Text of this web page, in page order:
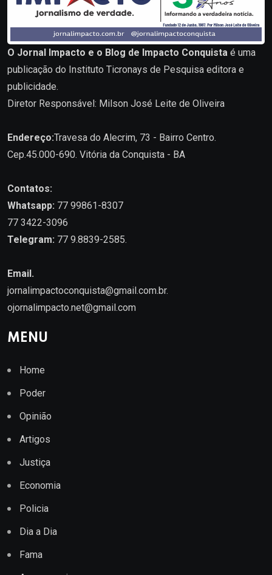
O Jornal Impacto e o Blog de Impacto Conquista é uma
publicação do Instituto Ticronays de Pesquisa editora e
publicidade.
Diretor Responsável: Milson José Leite de Oliveira
Endereço:Travesa do Alecrim, 73 - Bairro Centro.
Cep.45.000-690. Vitória da Conquista - BA
Contatos:
Whatsapp: 77 99861-8307
77 3422-3096
Telegram: 77 9.8839-2585.
Email.
jornalimpactoconquista@gmail.com.br.
ojornalimpacto.net@gmail.com
MENU
Home
Poder
Opinião
Artigos
Justiça
Economia
Policia
Dia a Dia
Fama